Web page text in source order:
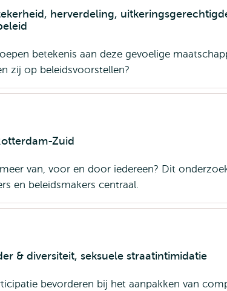
herverdeling,
betekenis aan deze gevoelige
zij op beleidsvoorstellen?
Zuid
van, voor en door iedereen? Dit
en beleidsmakers centraal.
& diversiteit, seksuele straatintimidatie
bevorderen bij het aanpakken van